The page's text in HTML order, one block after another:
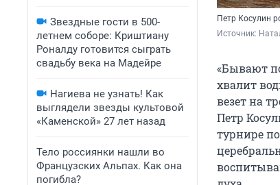
Звездные гости в 500-
летнем соборе: Криштиану
Роналду готовится сыграть
свадьбу века на Мадейре
Нагиева не узнать! Как
выглядели звезды культовой
«Каменской» 27 лет назад
Тело россиянки нашли во
Французских Альпах. Как она
погибла?
Петр Косулин
Источник:
«Бывают
хвалит
везет на
Петр
турнире